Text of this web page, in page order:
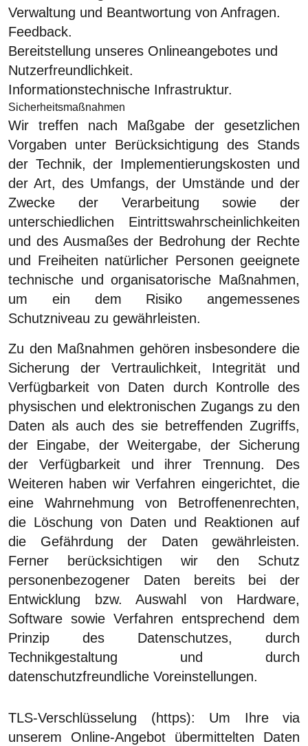
Verwaltung und Beantwortung von Anfragen.
Feedback.
Bereitstellung unseres Onlineangebotes und
Nutzerfreundlichkeit.
Informationstechnische Infrastruktur.
Sicherheitsmaßnahmen
Wir treffen nach Maßgabe der gesetzlichen
Vorgaben unter Berücksichtigung des Stands
der Technik, der Implementierungskosten und
der Art, des Umfangs, der Umstände und der
Zwecke der Verarbeitung sowie der
unterschiedlichen Eintrittswahrscheinlichkeiten
und des Ausmaßes der Bedrohung der Rechte
und Freiheiten natürlicher Personen geeignete
technische und organisatorische Maßnahmen,
um ein dem Risiko angemessenes
Schutzniveau zu gewährleisten.
Zu den Maßnahmen gehören insbesondere die
Sicherung der Vertraulichkeit, Integrität und
Verfügbarkeit von Daten durch Kontrolle des
physischen und elektronischen Zugangs zu den
Daten als auch des sie betreffenden Zugriffs,
der Eingabe, der Weitergabe, der Sicherung
der Verfügbarkeit und ihrer Trennung. Des
Weiteren haben wir Verfahren eingerichtet, die
eine Wahrnehmung von Betroffenenrechten,
die Löschung von Daten und Reaktionen auf
die Gefährdung der Daten gewährleisten.
Ferner berücksichtigen wir den Schutz
personenbezogener Daten bereits bei der
Entwicklung bzw. Auswahl von Hardware,
Software sowie Verfahren entsprechend dem
Prinzip des Datenschutzes, durch
Technikgestaltung und durch
datenschutzfreundliche Voreinstellungen.
TLS-Verschlüsselung (https): Um Ihre via
unserem Online-Angebot übermittelten Daten